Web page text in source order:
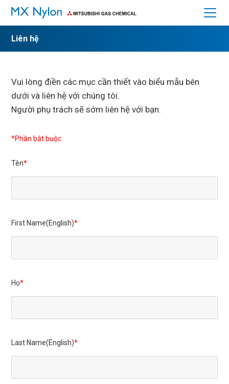
HOME
Giới thiệu về MX Nylon
Đặc điểm
Liên hệ
Vui lòng điền các mục cần thiết vào biểu mẫu bên
dưới và liên hệ với chúng tôi.
Người phụ trách sẽ sớm liên hệ với bạn.
*Phần bắt buộc
Tên
First Name(English)
Họ
Last Name(English)